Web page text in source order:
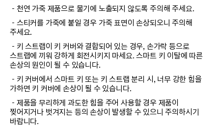
－천연 가죽 제품으로 물기에 노출되지 않도록 주의해 주세요.
－스티커를 가죽에 붙일 경우 가죽 표면이 손상되오니 주의해
주세요.
－키 스트랩이 키 커버와 결합되어 있는 경우, 손가락 등으로
스트랩에 끼워 강하게 회전시키지 마세요. 스마트 키 이탈에 따른
손상의 원인이 될 수 있습니다.
－키 커버에서 스마트 키 또는 키 스트랩 분리 시, 너무 강한 힘을
가하면 키 커버에 손상이 될 수 있습니다.
－제품을 무리하게 과도한 힘을 주어 사용할 경우 제품이
찢어지거나 벗겨지는 등의 손상이 발생할 수 있으니 주의하시기
바랍니다.